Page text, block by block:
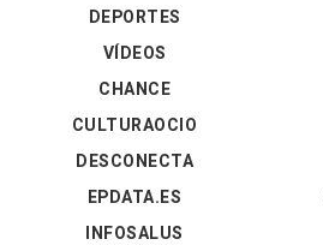
DEPORTES
VÍDEOS
CHANCE
CULTURAOCIO
DESCONECTA
EPDATA.ES
INFOSALUS